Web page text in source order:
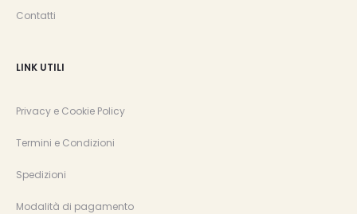
Contatti
LINK UTILI
Privacy e Cookie Policy
Termini e Condizioni
Spedizioni
Modalità di pagamento